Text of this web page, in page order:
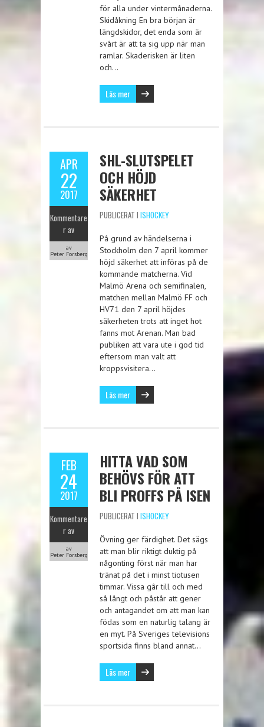
för alla under vintermånaderna.
Skidåkning En bra början är
längdskidor, det enda som är
svårt är att ta sig upp när man
ramlar. Skaderisken är liten
och…
Läs mer
APR
22
2017
Kommentare
r av
av
Peter Forsberg
SHL-SLUTSPELET
OCH HÖJD
SÄKERHET
PUBLICERAT I ISHOCKEY
På grund av händelserna i
Stockholm den 7 april kommer
höjd säkerhet att införas på de
kommande matcherna. Vid
Malmö Arena och semifinalen,
matchen mellan Malmö FF och
HV71 den 7 april höjdes
säkerheten trots att inget hot
fanns mot Arenan. Man bad
publiken att vara ute i god tid
eftersom man valt att
kroppsvisitera…
Läs mer
FEB
24
2017
Kommentare
r av
av
Peter Forsberg
HITTA VAD SOM
BEHÖVS FÖR ATT
BLI PROFFS PÅ ISEN
PUBLICERAT I ISHOCKEY
Övning ger färdighet. Det sägs
att man blir riktigt duktig på
någonting först när man har
tränat på det i minst tiotusen
timmar. Vissa går till och med
så långt och påstår att gener
och antagandet om att man kan
födas som en naturlig talang är
en myt. På Sveriges televisions
sportsida finns bland annat…
Läs mer